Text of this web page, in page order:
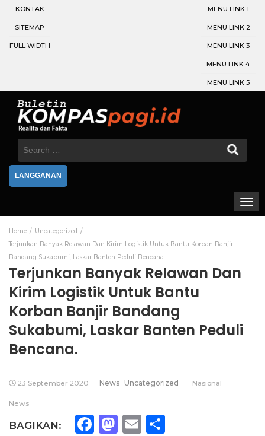
KONTAK
SITEMAP
FULL WIDTH
MENU LINK 1
MENU LINK 2
MENU LINK 3
MENU LINK 4
MENU LINK 5
Search
LANGGANAN
Home
Uncategorized
Terjunkan Banyak Relawan Dan Kirim Logistik Untuk Bantu Korban Banjir
Bandang Sukabumi, Laskar Banten Peduli Bencana.
Terjunkan Banyak Relawan Dan
Kirim Logistik Untuk Bantu
Korban Banjir Bandang
Sukabumi, Laskar Banten Peduli
Bencana.
23 September 2020 News Uncategorized Nasional
News
BAGIKAN: Facebook
Mastodon
Email